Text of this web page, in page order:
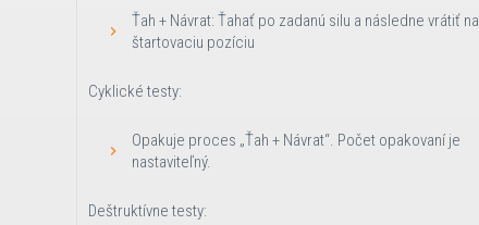
Ťah + Návrat: Ťahať po zadanú silu a následne vrátiť na
štartovaciu pozíciu
Cyklické testy:
Opakuje proces „Ťah + Návrat“. Počet opakovaní je
nastaviteľný.
Deštruktívne testy: